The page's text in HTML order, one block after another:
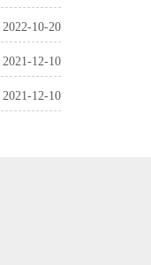
2022-10-20
2021-12-10
2021-12-10